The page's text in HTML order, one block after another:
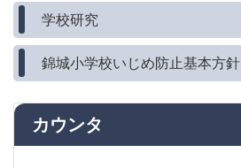
学校研究
錦城小学校いじめ防止基本方針
カウンタ